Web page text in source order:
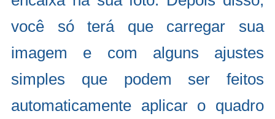
você só terá que carregar sua
imagem e com alguns ajustes
simples que podem ser feitos
automaticamente aplicar o quadro